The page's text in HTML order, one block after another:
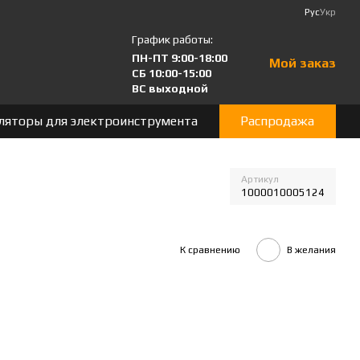
РусУкр
График работы:
ПН-ПТ 9:00-18:00
СБ 10:00-15:00
ВС выходной
Мой заказ
для электроинструмента Распродажа
Артикул
1000010005124
К сравнению В желания